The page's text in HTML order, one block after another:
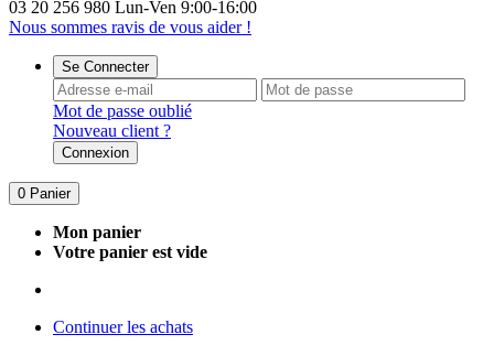
03 20 256 980 Lun-Ven 9:00-16:00
Nous sommes ravis de vous aider !
Se Connecter
Mot de passe oublié
Nouveau client ?
Connexion
0 Panier
Mon panier
Votre panier est vide
Continuer les achats